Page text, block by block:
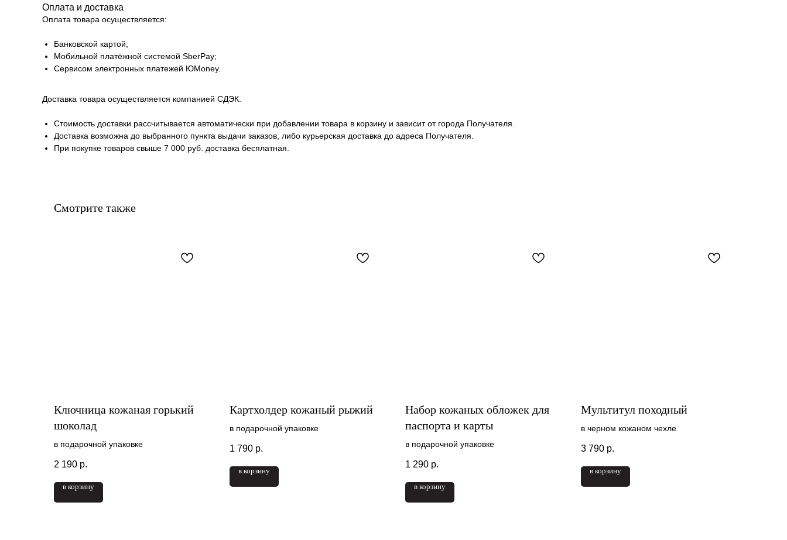
Оплата и доставка
Оплата товара осуществляется:
Банковской картой;
Мобильной платёжной системой SberPay;
Сервисом электронных платежей ЮMoney.
Доставка товара осуществляется компанией СДЭК.
Стоимость доставки рассчитывается автоматически при добавлении товара в корзину и зависит от города Получателя.
Доставка возможна до выбранного пункта выдачи заказов, либо курьерская доставка до адреса Получателя.
При покупке товаров свыше 7 000 руб. доставка бесплатная.
Смотрите также
Ключница кожаная горький
шоколад
в подарочной упаковке
2 190 р.
в корзину
Картхолдер кожаный рыжий
в подарочной упаковке
1 790 р.
в корзину
Набор кожаных обложек для
паспорта и карты
в подарочной упаковке
1 290 р.
в корзину
Мультитул походный
в черном кожаном чехле
3 790 р.
в корзину